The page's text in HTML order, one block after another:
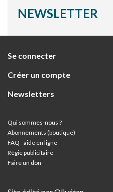
NEWSLETTER
Se connecter
Créer un compte
Newsletters
Qui sommes-nous ?
Abonnements (boutique)
FAQ - aide en ligne
Régie publicitaire
Faire un don